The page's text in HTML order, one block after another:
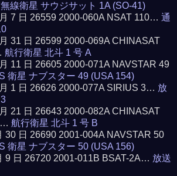
線衛星 サウジサット 1A (SO-41)
7 日 26559 2000-060A NSAT 110…通
31 日 26599 2000-069A CHINASAT
航行衛星 北斗 1 号 A
11 日 26605 2000-071A NAVSTAR 49
衛星 ナブスター 49 (USA 154)
1 日 26626 2000-077A SIRIUS 3… 放
21 日 26643 2000-082A CHINASAT
航行衛星 北斗 1 号 B
30 日 26690 2001-004A NAVSTAR 50
衛星 ナブスター 50 (USA 156)
9 日 26720 2001-011B BSAT-2A… 放送